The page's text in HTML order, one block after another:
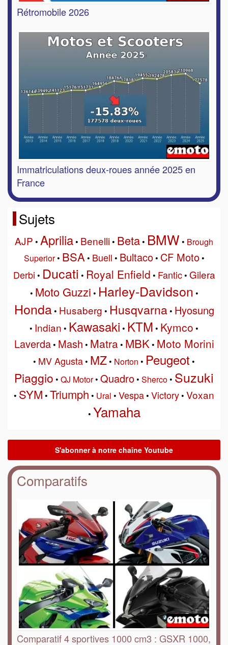
Rétromobile 2026
Immatriculations deux-roues année 2025 en
France
Sujets
AJP • Aprilia• Benelli• Beta• BMW • Brough
Superior• BSA• Buell • Bultaco• CF Moto•
Derbi • Ducati • Royal Enfield • Fantic• Gilera
• Moto Guzzi • Harley-Davidson •
Honda• Husaberg • Husqvarna• Hyosung
• Indian • Kawasaki • KTM • Kymco •
Laverda• Mash • Matra• MBK• Moto Morini
• MV Agusta• MZ• Norton • Peugeot •
Piaggio • QJ Motor• Quadro• Sherco• Suzuki
• SYM • Triumph • Ural • Vespa• Victory• Voxan
• Yamaha
Comparatifs
Comparatif 4 sportives 1000 cm3 : GSXR 1000,